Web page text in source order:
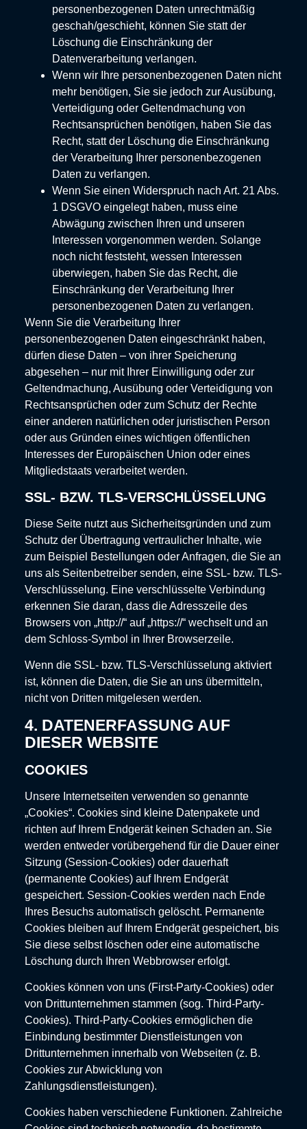
personenbezogenen Daten unrechtmäßig
geschah/geschieht, können Sie statt der
Löschung die Einschränkung der
Datenverarbeitung verlangen.
Wenn wir Ihre personenbezogenen Daten nicht
mehr benötigen, Sie sie jedoch zur Ausübung,
Verteidigung oder Geltendmachung von
Rechtsansprüchen benötigen, haben Sie das
Recht, statt der Löschung die Einschränkung
der Verarbeitung Ihrer personenbezogenen
Daten zu verlangen.
Wenn Sie einen Widerspruch nach Art. 21 Abs.
1 DSGVO eingelegt haben, muss eine
Abwägung zwischen Ihren und unseren
Interessen vorgenommen werden. Solange
noch nicht feststeht, wessen Interessen
überwiegen, haben Sie das Recht, die
Einschränkung der Verarbeitung Ihrer
personenbezogenen Daten zu verlangen.
Wenn Sie die Verarbeitung Ihrer
personenbezogenen Daten eingeschränkt haben,
dürfen diese Daten – von ihrer Speicherung
abgesehen – nur mit Ihrer Einwilligung oder zur
Geltendmachung, Ausübung oder Verteidigung von
Rechtsansprüchen oder zum Schutz der Rechte
einer anderen natürlichen oder juristischen Person
oder aus Gründen eines wichtigen öffentlichen
Interesses der Europäischen Union oder eines
Mitgliedstaats verarbeitet werden.
SSL- BZW. TLS-VERSCHLÜSSELUNG
Diese Seite nutzt aus Sicherheitsgründen und zum
Schutz der Übertragung vertraulicher Inhalte, wie
zum Beispiel Bestellungen oder Anfragen, die Sie an
uns als Seitenbetreiber senden, eine SSL- bzw. TLS-
Verschlüsselung. Eine verschlüsselte Verbindung
erkennen Sie daran, dass die Adresszeile des
Browsers von „http://“ auf „https://“ wechselt und an
dem Schloss-Symbol in Ihrer Browserzeile.
Wenn die SSL- bzw. TLS-Verschlüsselung aktiviert
ist, können die Daten, die Sie an uns übermitteln,
nicht von Dritten mitgelesen werden.
4. DATENERFASSUNG AUF
DIESER WEBSITE
COOKIES
Unsere Internetseiten verwenden so genannte
„Cookies“. Cookies sind kleine Datenpakete und
richten auf Ihrem Endgerät keinen Schaden an. Sie
werden entweder vorübergehend für die Dauer einer
Sitzung (Session-Cookies) oder dauerhaft
(permanente Cookies) auf Ihrem Endgerät
gespeichert. Session-Cookies werden nach Ende
Ihres Besuchs automatisch gelöscht. Permanente
Cookies bleiben auf Ihrem Endgerät gespeichert, bis
Sie diese selbst löschen oder eine automatische
Löschung durch Ihren Webbrowser erfolgt.
Cookies können von uns (First-Party-Cookies) oder
von Drittunternehmen stammen (sog. Third-Party-
Cookies). Third-Party-Cookies ermöglichen die
Einbindung bestimmter Dienstleistungen von
Drittunternehmen innerhalb von Webseiten (z. B.
Cookies zur Abwicklung von
Zahlungsdienstleistungen).
Cookies haben verschiedene Funktionen. Zahlreiche